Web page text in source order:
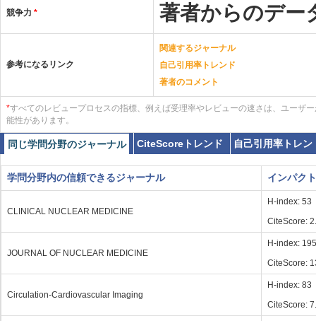
競争力 * 著者からのデ
参考になるリンク
関連するジャーナル
自己引用率トレンド
著者のコメント
*すべてのレビュープロセスの指標、例えば受理率やレビューの速さは、ユーザ
能性があります。
同じ学問分野のジャーナル CiteScoreトレンド 自己引用率トレン
学問分野内の信頼できるジャーナル インパク
CLINICAL NUCLEAR MEDICINE
H-index: 53
CiteScore:
JOURNAL OF NUCLEAR MEDICINE
H-index: 195
CiteScore:
Circulation-Cardiovascular Imaging
H-index: 83
CiteScore: